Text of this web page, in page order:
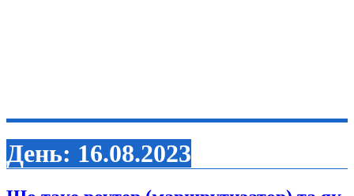
День: 16.08.2023